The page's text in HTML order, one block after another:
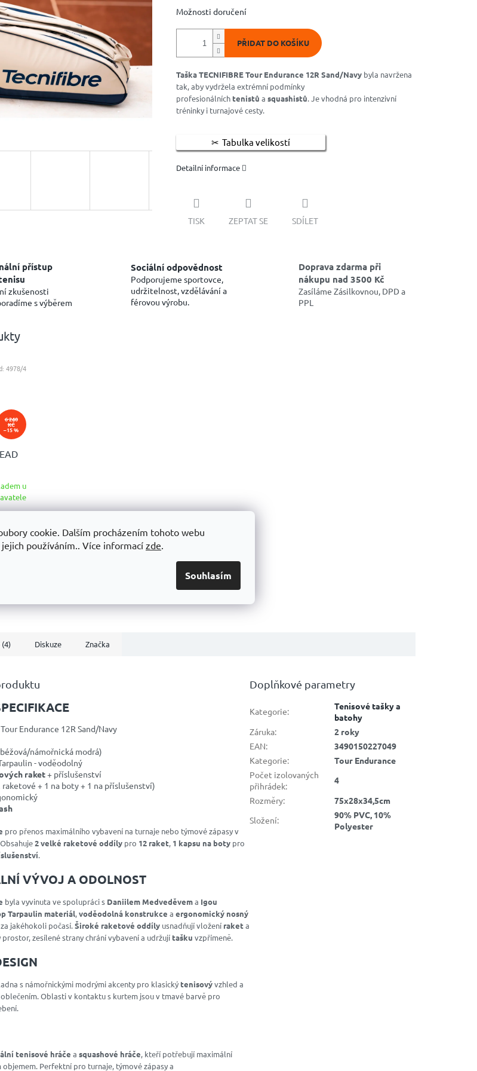
cookie. Dalším procházením tohoto webu
používáním.. Více informací zde
Souhlasím
Možnosti doručení
PŘIDAT DO KOŠÍKU
Taška TECNIFIBRE Tour Endurance 12R Sand/Navybyla navržena
tak, aby vydržela extrémní podmínky
profesionálníchtenistů a squashistů. Je vhodná pro intenzivní
tréninky i turnajové cesty.
Tabulka velikostí
Detailní informace
TISK ZEPTAT SE SDÍLET
přístup
zkušenosti
s výběrem
Sociální odpovědnost
Podporujeme sportovce,
udržitelnost, vzdělávání a
férovou výrobu.
Doprava zdarma při
nákupu nad 3500 Kč
Zasíláme Zásilkovnou, DPD a
PPL
6 240
KČ
–15 %
u
4978/4
Diskuze Značka
Endurance 12R Sand/Navy
námořnická modrá)
- voděodolný
raket+ příslušenství
raketové + 1 na boty + 1 na příslušenství)
pro přenos maximálního vybavení na turnaje nebo týmové zápasy v
2 velké raketové oddíly pro 12 raket, 1 kapsu na boty pro
.
VÝVOJ A ODOLNOST
byla vyvinuta ve spolupráci s Daniilem Medveděvema Igou
Tarpaulin materiál,voděodolná konstrukce a ergonomický nosný
jakéhokoli počasí.Široké raketové oddíly usnadňují vložení raketa
zesílené strany chrání vybavení a udržujítašku vzpřímeně.
s námořnickými modrými akcenty pro klasickýtenisovývzhled a
Oblasti v kontaktu s kurtem jsou v tmavé barvě pro
tenisové hráče a squashové hráče, kteří potřebují maximální
objemem. Perfektní pro turnaje, týmové zápasy a
Doplňkové parametry
Kategorie:
Tenisové tašky a
batohy
Záruka:
2 roky
EAN:
3490150227049
Kategorie:
Tour Endurance
Počet izolovaných
přihrádek:
4
Rozměry:
75x28x34,5cm
Složení:
90% PVC, 10%
Polyester